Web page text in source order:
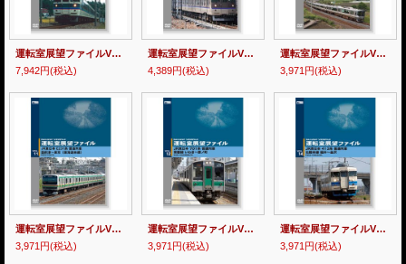
運転室展望ファイルVOL.7 JR西日本 115系快速シティライナー 山陽本線 岩国~岡山 (3枚組) 【DVD】
7,942円(税込)
運転室展望ファイルVOL.8 JR西日本 115系普通列車 岡山~相生/播州赤穂~姫路 【DVD】
4,389円(税込)
運転室展望ファイルVOL.9 223系 快速マリンライナー 高松~岡山 【DVD】
3,971円(税込)
運転室展望ファイルVOL.11 JR東日本 E231系普通列車 国府津~東京 (東海道本線) 【DVD】
3,971円(税込)
運転室展望ファイルVOL.12 JR東日本 701系普通列車 常磐線 いわき~原ノ町 【DVD】
3,971円(税込)
運転室展望ファイルVOL.14 JR西日本 413系普通列車 北陸本線 福井~金沢 【DVD】
3,971円(税込)